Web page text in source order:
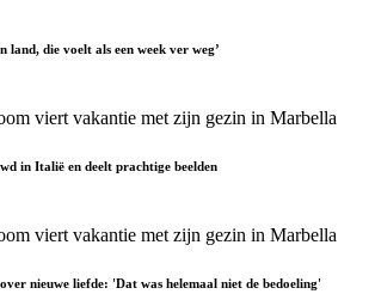
land, die voelt als een week ver weg’
in Italië en deelt prachtige beelden
nieuwe liefde: 'Dat was helemaal niet de bedoeling'